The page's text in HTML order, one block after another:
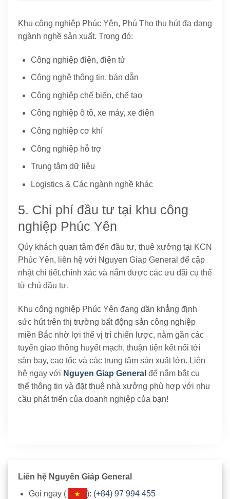
Khu công nghiệp Phúc Yên, Phú Thọ thu hút đa dạng
ngành nghề sản xuất. Trong đó:
Công nghiệp điện, điện tử
Công nghệ thông tin, bán dẫn
Công nghiệp chế biến, chế tạo
Công nghiệp ô tô, xe máy, xe điện
Công nghiệp cơ khí
Công nghiệp hỗ trợ
Trung tâm dữ liệu
Logistics & Các ngành nghề khác
5. Chi phí đầu tư tại khu công
nghiệp Phúc Yên
Qúy khách quan tâm đến đầu tư, thuê xưởng tại KCN
Phúc Yên, liên hệ với Nguyen Giap General để cập
nhật chi tiết,chính xác và nắm được các ưu đãi cụ thể
từ chủ đầu tư.
Khu công nghiệp Phúc Yên đang dần khẳng định
sức hút trên thị trường bất động sản công nghiệp
miền Bắc nhờ lợi thế vị trí chiến lược, nằm gần các
tuyến giao thông huyết mạch, thuận tiện kết nối tới
sân bay, cao tốc và các trung tâm sản xuất lớn. Liên
hệ ngay với Nguyen Giap General để nắm bắt cụ
thể thông tin và đặt thuê nhà xưởng phù hợp với nhu
cầu phát triển của doanh nghiệp của bạn!
Liên hệ Nguyên Giáp General
Gọi ngay (
): (+84) 97 994 455